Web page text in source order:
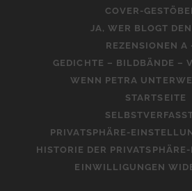
COVER-
JA, WER BLOGT
REZENSIONEN A
GEDICHTE – BILDBÄNDE –
WENN PETRA
STARTSEITE
PRIVATSPHÄRE-
HISTORIE DER
EINWILLIGUNGEN